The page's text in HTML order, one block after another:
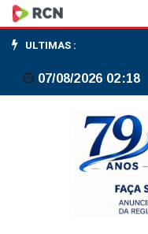
Estimativas
do
FMI
ULTIMAS :
07/08/2026 02:18